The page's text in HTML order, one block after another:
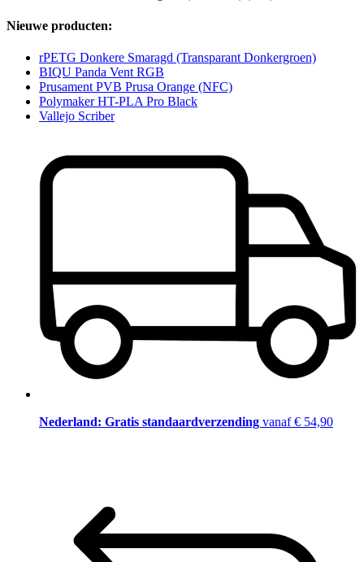
Nieuwe producten:
rPETG Donkere Smaragd (Transparant Donkergroen)
BIQU Panda Vent RGB
Prusament PVB Prusa Orange (NFC)
Polymaker HT-PLA Pro Black
Vallejo Scriber
Nederland: Gratis standaardverzending vanaf € 54,90